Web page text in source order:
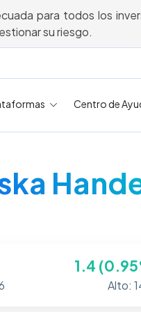
para todos los
su riesgo.
Centro de
1.4
Alto: